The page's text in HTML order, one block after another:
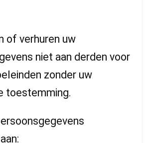
of verhuren uw
niet aan derden voor
zonder uw
toestemming.